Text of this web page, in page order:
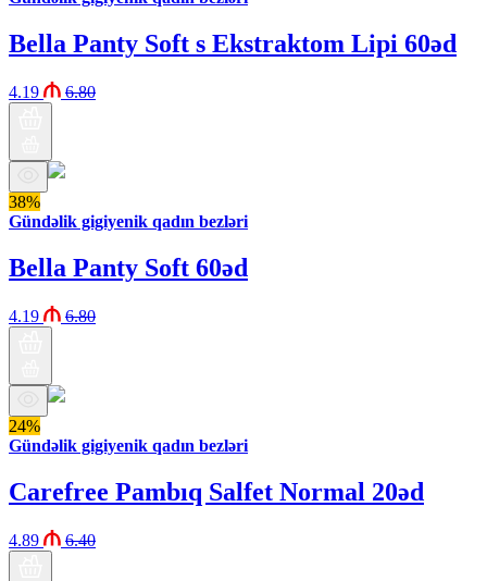
Bella Panty Soft s Ekstraktom Lipi 60əd
4.19 6.80
38%
Gündəlik gigiyenik qadın bezləri
Bella Panty Soft 60əd
4.19 6.80
24%
Gündəlik gigiyenik qadın bezləri
Carefree Pambıq Salfet Normal 20əd
4.89 6.40